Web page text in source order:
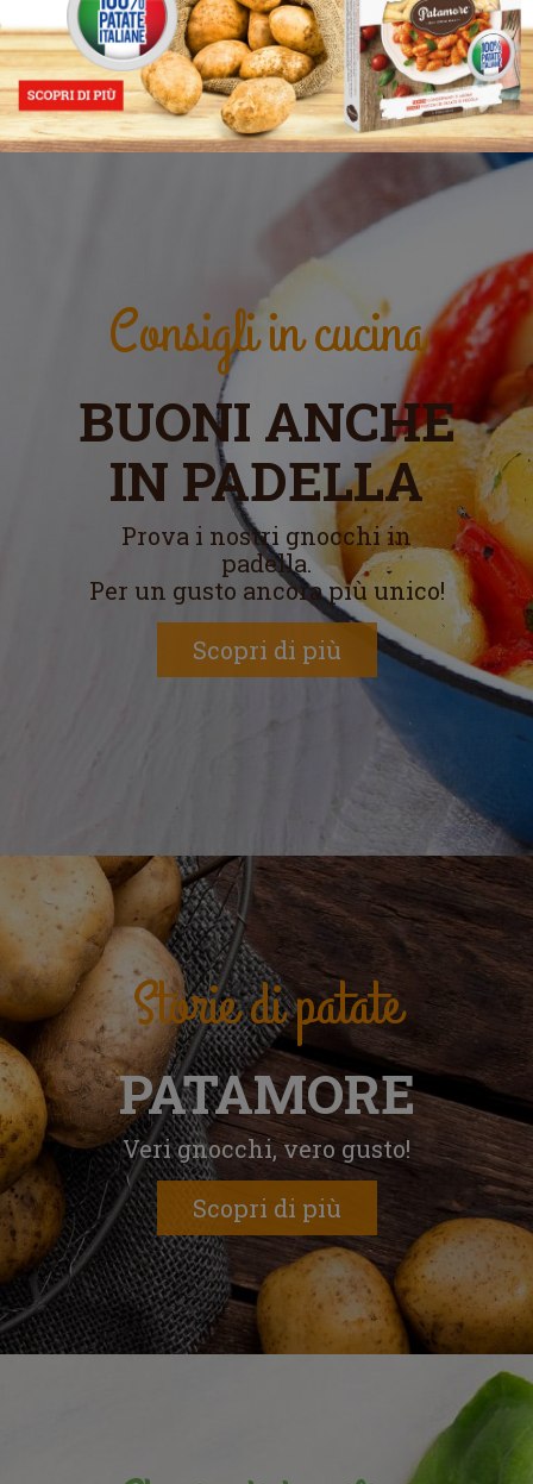
Consigli in cucina
BUONI ANCHE
IN PADELLA
Prova i nostri gnocchi in
padella.
Per un gusto ancora più unico!
Scopri di più
Storie di patate
PATAMORE
Veri gnocchi, vero gusto!
Scopri di più